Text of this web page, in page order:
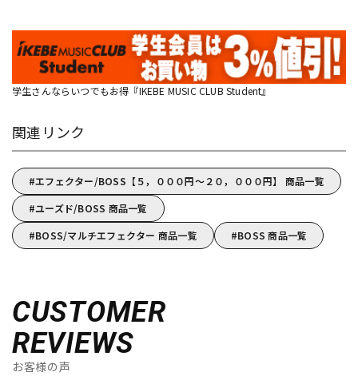
学生さんならいつでもお得『IKEBE MUSIC CLUB Student』
関連リンク
エフェクター/BOSS【５，０００円～２０，０００円】 商品一覧
ユーズド/BOSS 商品一覧
BOSS/マルチエフェクター 商品一覧
BOSS 商品一覧
CUSTOMER
REVIEWS
お客様の声